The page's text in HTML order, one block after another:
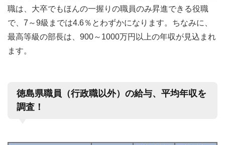
職は、大卒でもほんの一握りの職員のみ昇進できる役職
で、7～9級までは4.6％とわずかになります。ちなみに、
最高等級の部長は、900～1000万円以上の年収が見込まれ
ます。
徳島県職員（行政職以外）の給与、平均年収を
調査！